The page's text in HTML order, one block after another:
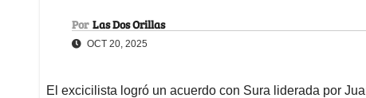
Por Las Dos Orillas
OCT 20, 2025
El excicilista logró un acuerdo con Sura liderada por